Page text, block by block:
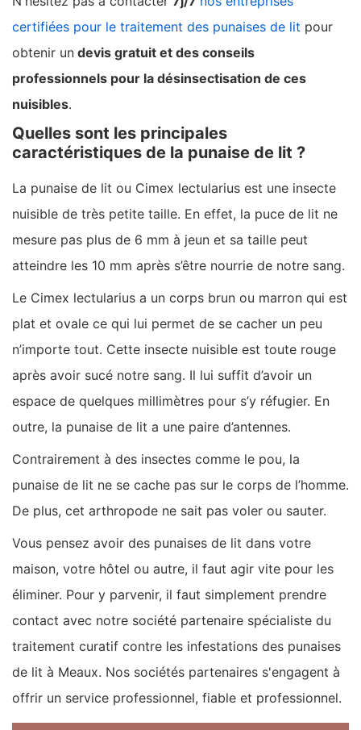
certifiées pour le traitement des punaises de lit pour
obtenir un devis gratuit et des conseils
professionnels pour la désinsectisation de ces
nuisibles.
Quelles sont les principales
caractéristiques de la punaise de lit ?
La punaise de lit ou Cimex lectularius est une insecte
nuisible de très petite taille. En effet, la puce de lit ne
mesure pas plus de 6 mm à jeun et sa taille peut
atteindre les 10 mm après s’être nourrie de notre sang.
Le Cimex lectularius a un corps brun ou marron qui est
plat et ovale ce qui lui permet de se cacher un peu
n’importe tout. Cette insecte nuisible est toute rouge
après avoir sucé notre sang. Il lui suffit d’avoir un
espace de quelques millimètres pour s’y réfugier. En
outre, la punaise de lit a une paire d’antennes.
Contrairement à des insectes comme le pou, la
punaise de lit ne se cache pas sur le corps de l’homme.
De plus, cet arthropode ne sait pas voler ou sauter.
Vous pensez avoir des punaises de lit dans votre
maison, votre hôtel ou autre, il faut agir vite pour les
éliminer. Pour y parvenir, il faut simplement prendre
contact avec notre société partenaire spécialiste du
traitement curatif contre les infestations des punaises
de lit à Meaux. Nos sociétés partenaires s'engagent à
offrir un service professionnel, fiable et professionnel.